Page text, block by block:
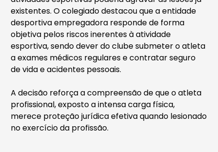
existentes. O colegiado destacou que a entidade
desportiva empregadora responde de forma
objetiva pelos riscos inerentes à atividade
esportiva, sendo dever do clube submeter o atleta
a exames médicos regulares e contratar seguro
de vida e acidentes pessoais.
A decisão reforça a compreensão de que o atleta
profissional, exposto a intensa carga física,
merece proteção jurídica efetiva quando lesionado
no exercício da profissão.